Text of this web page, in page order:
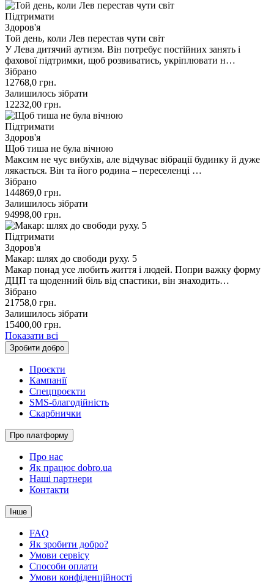
Підтримати
Здоров'я
Той день, коли Лев перестав чути світ
У Лева дитячий аутизм. Він потребує постійних занять і
фахової підтримки, щоб розвиватись, укріплювати н…
Зібрано
12768,0 грн.
Залишилось зібрати
12232,00 грн.
Підтримати
Здоров'я
Щоб тиша не була вічною
Максим не чує вибухів, але відчуває вібрації будинку й дуже
лякається. Він та його родина – переселенці …
Зібрано
144869,0 грн.
Залишилось зібрати
94998,00 грн.
Підтримати
Здоров'я
Макар: шлях до свободи руху. 5
Макар понад усе любить життя і людей. Попри важку форму
ДЦП та щоденний біль від спастики, він знаходить…
Зібрано
21758,0 грн.
Залишилось зібрати
15400,00 грн.
Показати всі
Зробити добро
Проєкти
Кампанії
Спецпроєкти
SMS-благодійність
Скарбнички
Про платформу
Про нас
Як працює dobro.ua
Наші партнери
Контакти
Інше
FAQ
Як зробити добро?
Умови сервісу
Способи оплати
Умови конфіденційності